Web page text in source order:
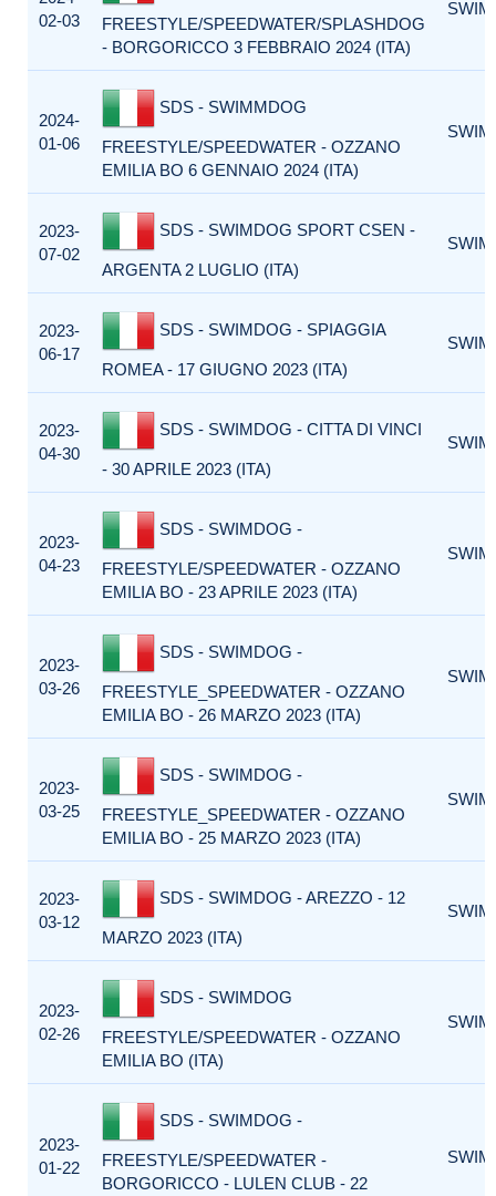
02-03
FREESTYLE/SPEEDWATER/SPLASHDOG
- BORGORICCO 3 FEBBRAIO 2024 (ITA)
2024-
01-06
SDS - SWIMMDOG
FREESTYLE/SPEEDWATER - OZZANO
EMILIA BO 6 GENNAIO 2024 (ITA)
2023-
07-02
SDS - SWIMDOG SPORT CSEN -
ARGENTA 2 LUGLIO (ITA)
2023-
06-17
SDS - SWIMDOG - SPIAGGIA
ROMEA - 17 GIUGNO 2023 (ITA)
2023-
04-30
SDS - SWIMDOG - CITTA DI VINCI
- 30 APRILE 2023 (ITA)
2023-
04-23
SDS - SWIMDOG -
FREESTYLE/SPEEDWATER - OZZANO
EMILIA BO - 23 APRILE 2023 (ITA)
2023-
03-26
SDS - SWIMDOG -
FREESTYLE_SPEEDWATER - OZZANO
EMILIA BO - 26 MARZO 2023 (ITA)
2023-
03-25
SDS - SWIMDOG -
FREESTYLE_SPEEDWATER - OZZANO
EMILIA BO - 25 MARZO 2023 (ITA)
2023-
03-12
SDS - SWIMDOG - AREZZO - 12
MARZO 2023 (ITA)
2023-
02-26
SDS - SWIMDOG
FREESTYLE/SPEEDWATER - OZZANO
EMILIA BO (ITA)
2023-
01-22
SDS - SWIMDOG -
FREESTYLE/SPEEDWATER -
BORGORICCO - LULEN CLUB - 22